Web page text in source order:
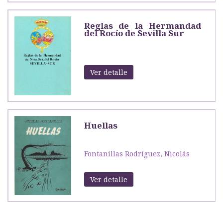
Reglas de la Hermandad
del Rocío de Sevilla Sur
Ver detalle
Huellas
Fontanillas Rodríguez, Nicolás
Ver detalle